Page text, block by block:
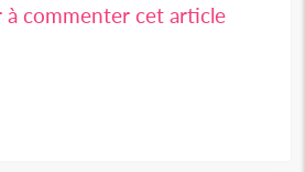
à commenter cet article